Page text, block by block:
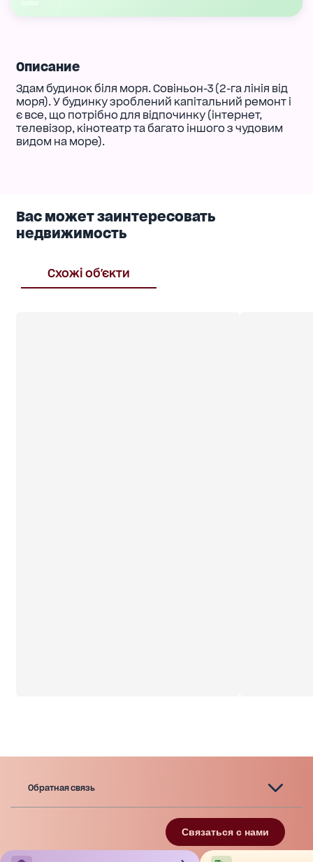
Описание
Здам будинок біля моря. Совіньон-3 (2-га лінія від
моря). У будинку зроблений капітальний ремонт і
є все, що потрібно для відпочинку (інтернет,
телевізор, кінотеатр та багато іншого з чудовим
видом на море).
Вас может заинтересовать
недвижимость
Схожі об'єкти
Обратная связь
Связаться с нами